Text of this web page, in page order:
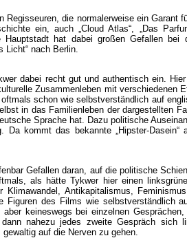
die normalerweise ein Garant
ein, auch „Cloud Atlas“, „Das
Hauptstadt hat dabei großen Gefallen bei
nach Berlin.
dabei recht gut und authentisch ein.
Zusammenleben mit verschiedenen
schon wie selbstverständlich auf
in das Familienleben der dargestellten
Sprache hat. Dazu politische
kommt das bekannte „Hipster-Dasein“
Gefallen daran, auf die politische
als hätte Tykwer hier einen
Antikapitalismus,
Figuren des Films wie selbstverständlich
keineswegs bei einzelnen
nahezu jedes zweite Gespräch sich
auf die Nerven zu gehen.